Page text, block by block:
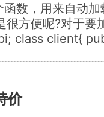
数，用来自动
方便呢?对于
class client{
价